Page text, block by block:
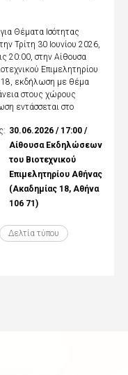
Θέματα Ισότητας
Τρίτη 30 Ιουνίου 2026,
20:00, στην Αίθουσα
Επιμελητηρίου
εκδήλωση με θέμα
στους χώρους
εντάσσεται στο
30.06.2026 / 17:00 /
Αίθουσα Εκδηλώσεων
του Βιοτεχνικού
Επιμελητηρίου Αθήνας
(Ακαδημίας 18, Αθήνα
106 71)
Δελτία τύπου